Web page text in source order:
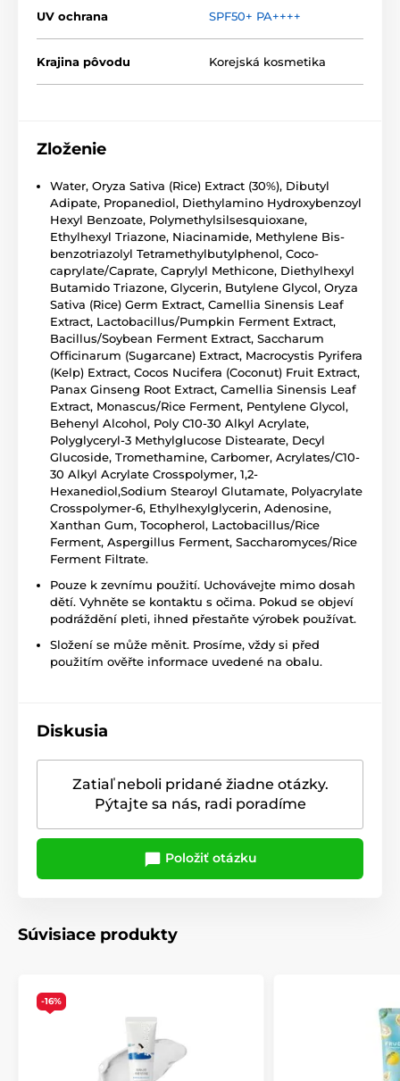
UV ochrana SPF50+ PA++++
Krajina pôvodu Korejská kosmetika
Zloženie
Water, Oryza Sativa (Rice) Extract (30%), Dibutyl
Adipate, Propanediol, Diethylamino Hydroxybenzoyl
Hexyl Benzoate, Polymethylsilsesquioxane,
Ethylhexyl Triazone, Niacinamide, Methylene Bis-
benzotriazolyl Tetramethylbutylphenol, Coco-
caprylate/Caprate, Caprylyl Methicone, Diethylhexyl
Butamido Triazone, Glycerin, Butylene Glycol, Oryza
Sativa (Rice) Germ Extract, Camellia Sinensis Leaf
Extract, Lactobacillus/Pumpkin Ferment Extract,
Bacillus/Soybean Ferment Extract, Saccharum
Officinarum (Sugarcane) Extract, Macrocystis Pyrifera
(Kelp) Extract, Cocos Nucifera (Coconut) Fruit Extract,
Panax Ginseng Root Extract, Camellia Sinensis Leaf
Extract, Monascus/Rice Ferment, Pentylene Glycol,
Behenyl Alcohol, Poly C10-30 Alkyl Acrylate,
Polyglyceryl-3 Methylglucose Distearate, Decyl
Glucoside, Tromethamine, Carbomer, Acrylates/C10-
30 Alkyl Acrylate Crosspolymer, 1,2-
Hexanediol,Sodium Stearoyl Glutamate, Polyacrylate
Crosspolymer-6, Ethylhexylglycerin, Adenosine,
Xanthan Gum, Tocopherol, Lactobacillus/Rice
Ferment, Aspergillus Ferment, Saccharomyces/Rice
Ferment Filtrate.
Pouze k zevnímu použití. Uchovávejte mimo dosah
dětí. Vyhněte se kontaktu s očima. Pokud se objeví
podráždění pleti, ihned přestaňte výrobek používat.
Složení se může měnit. Prosíme, vždy si před
použitím ověřte informace uvedené na obalu.
Diskusia
Zatiaľ neboli pridané žiadne otázky.
Pýtajte sa nás, radi poradíme
Položiť otázku
Súvisiace produkty
-16%